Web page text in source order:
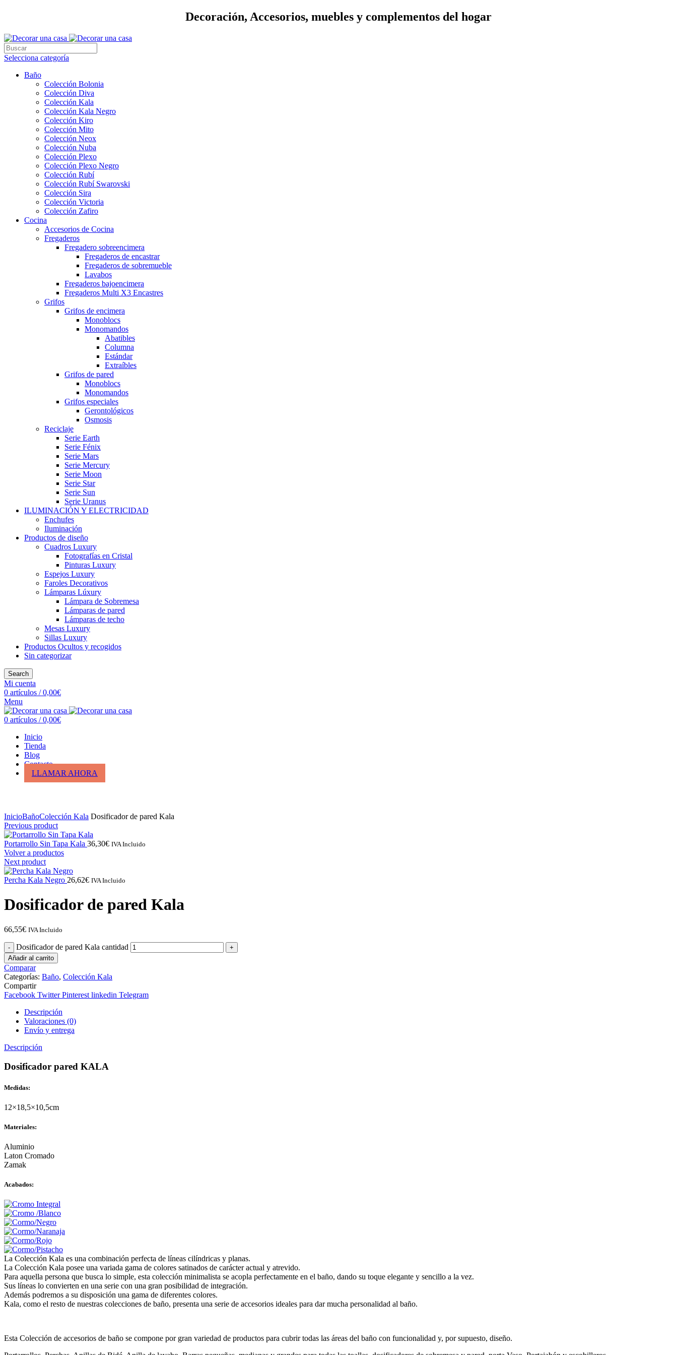
Decoración, Accesorios, muebles y complementos del hogar
Selecciona categoría
Baño
Colección Bolonia
Colección Diva
Colección Kala
Colección Kala Negro
Colección Kiro
Colección Mito
Colección Neox
Colección Nuba
Colección Plexo
Colección Plexo Negro
Colección Rubí
Colección Rubí Swarovski
Colección Sira
Colección Victoria
Colección Zafiro
Cocina
Accesorios de Cocina
Fregaderos
Fregadero sobreencimera
Fregaderos de encastrar
Fregaderos de sobremueble
Lavabos
Fregaderos bajoencimera
Fregaderos Multi X3 Encastres
Grifos
Grifos de encimera
Monoblocs
Monomandos
Abatibles
Columna
Estándar
Extraíbles
Grifos de pared
Monoblocs
Monomandos
Grifos especiales
Gerontológicos
Osmosis
Reciclaje
Serie Earth
Serie Fénix
Serie Mars
Serie Mercury
Serie Moon
Serie Star
Serie Sun
Serie Uranus
ILUMINACIÓN Y ELECTRICIDAD
Enchufes
Iluminación
Productos de diseño
Cuadros Luxury
Fotografías en Cristal
Pinturas Luxury
Espejos Luxury
Faroles Decorativos
Lámparas Lúxury
Lámpara de Sobremesa
Lámparas de pared
Lámparas de techo
Mesas Luxury
Sillas Luxury
Productos Ocultos y recogidos
Sin categorizar
Search
Mi cuenta
0 artículos / 0,00€
Menu
0 artículos / 0,00€
Inicio
Tienda
Blog
Contacto
LLAMAR AHORA
InicioBañoColección Kala Dosificador de pared Kala
Previous product
Portarrollo Sin Tapa Kala 36,30€ IVA Incluido
Volver a productos
Next product
Percha Kala Negro 26,62€ IVA Incluido
Dosificador de pared Kala
66,55€ IVA Incluido
Dosificador de pared Kala cantidad
Añadir al carrito
Comparar
Categorías: Baño, Colección Kala
Compartir
Facebook Twitter Pinterest linkedin Telegram
Descripción
Valoraciones (0)
Envío y entrega
Descripción
Dosificador pared KALA
Medidas:
12×18,5×10,5cm
Materiales:
Aluminio
Laton Cromado
Zamak
Acabados:
La Colección Kala es una combinación perfecta de líneas cilíndricas y planas.
La Colección Kala posee una variada gama de colores satinados de carácter actual y atrevido.
Para aquella persona que busca lo simple, esta colección minimalista se acopla perfectamente en el baño, dando su toque elegante y sencillo a la vez.
Sus líneas lo convierten en una serie con una gran posibilidad de integración.
Además podremos a su disposición una gama de diferentes colores.
Kala, como el resto de nuestras colecciones de baño, presenta una serie de accesorios ideales para dar mucha personalidad al baño.
Esta Colección de accesorios de baño se compone por gran variedad de productos para cubrir todas las áreas del baño con funcionalidad y, por supuesto, diseño.